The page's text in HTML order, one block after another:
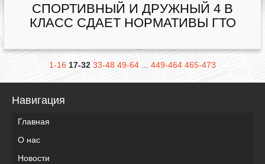
СПОРТИВНЫЙ И ДРУЖНЫЙ 4 В
КЛАСС СДАЕТ НОРМАТИВЫ ГТО
1-16 17-32 33-48 49-64 ... 449-464 465-473
Навигация
Главная
О нас
Новости